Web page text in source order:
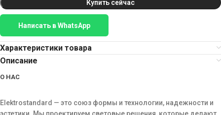
Купить сейчас
Написать в WhatsApp
Характеристики товара
Описание
О НАС
Elektrostandard — это союз формы и технологии, надежности и